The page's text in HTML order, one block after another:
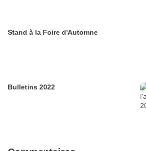
Stand à la Foire d'Automne
Bulletins 2022